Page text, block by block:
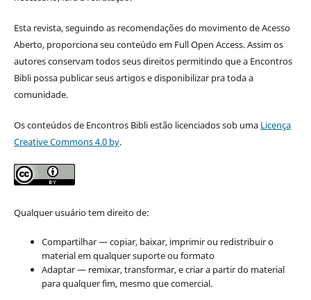
Esta revista, seguindo as recomendações do movimento de Acesso
Aberto, proporciona seu conteúdo em Full Open Access. Assim os
autores conservam todos seus direitos permitindo que a Encontros
Bibli possa publicar seus artigos e disponibilizar pra toda a
comunidade.
Os conteúdos de Encontros Bibli estão licenciados sob uma Licença
Creative Commons 4.0 by.
Qualquer usuário tem direito de:
Compartilhar — copiar, baixar, imprimir ou redistribuir o
material em qualquer suporte ou formato
Adaptar — remixar, transformar, e criar a partir do material
para qualquer fim, mesmo que comercial.